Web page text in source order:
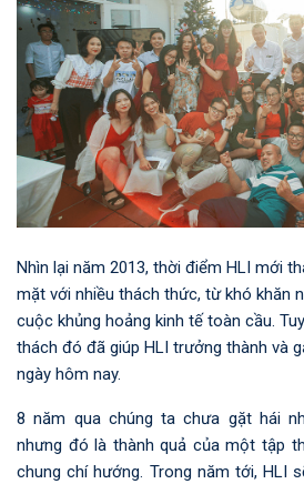
Nhìn lại năm 2013, thời điểm HLI mới
mặt với nhiều thách thức, từ khó khăn
cuộc khủng hoảng kinh tế toàn cầu.
thách đó đã giúp HLI trưởng thành và
ngày hôm nay.
8 năm qua chúng ta chưa gặt hái
nhưng đó là thành quả của một tập
chung chí hướng. Trong năm tới, HLI